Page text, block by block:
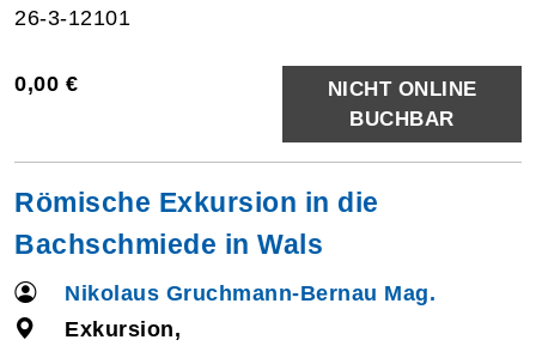
26-3-12101
0,00 €
NICHT ONLINE
BUCHBAR
Römische Exkursion in die
Bachschmiede in Wals
Nikolaus Gruchmann-Bernau Mag.
Exkursion,